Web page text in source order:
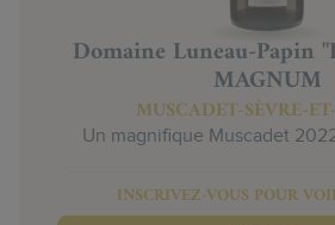
Domaine Luneau-Papin
MAGNUM
MUSCADET-SÈVRE-
Un magnifique Muscadet
INSCRIVEZ-VOUS POUR